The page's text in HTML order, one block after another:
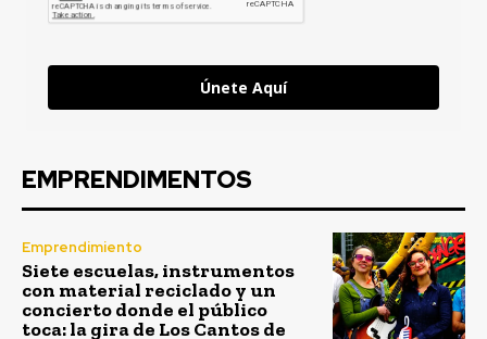
Únete Aquí
EMPRENDIMENTOS
Emprendimiento
Siete escuelas, instrumentos
con material reciclado y un
concierto donde el público
toca: la gira de Los Cantos de